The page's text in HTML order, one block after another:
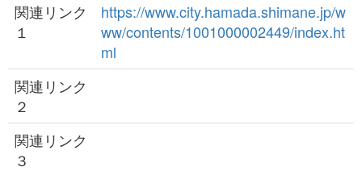
関連リンク
１
https://www.city.hamada.shimane.jp/w
ww/contents/1001000002449/index.ht
ml
関連リンク
２
関連リンク
３